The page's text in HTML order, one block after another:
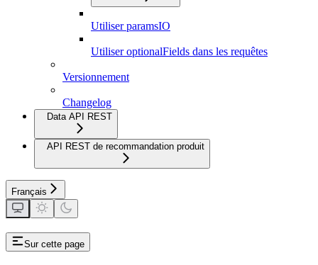
Utiliser paramsIO
Utiliser optionalFields dans les requêtes
Versionnement
Changelog
Data API REST
API REST de recommandation produit
Français
Sur cette page